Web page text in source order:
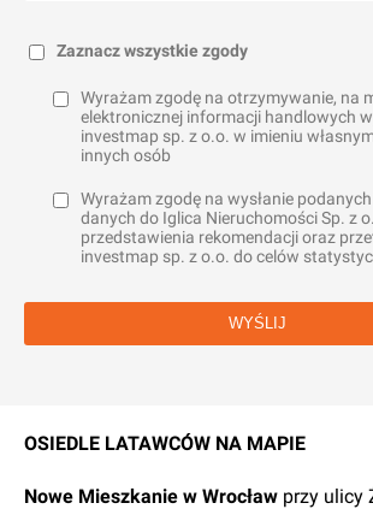
Zaznacz wszystkie zgody
Wyrażam zgodę na otrzymywanie, na
elektronicznej informacji handlowych
investmap sp. z o.o. w imieniu
innych osób
Wyrażam zgodę na wysłanie
danych do Iglica Nieruchomości Sp. z
przedstawienia rekomendacji oraz
investmap sp. z o.o. do celów
WYŚLIJ
OSIEDLE LATAWCÓW NA MAPIE
Nowe Mieszkanie w Wrocław przy ulicy